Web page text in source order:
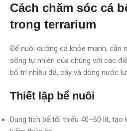
Cách chăm sóc cá
trong terrarium
Để nuôi dưỡng cá khỏe mạnh, cần
sống tự nhiên của chúng với các
bố trí nhiều đá, cây và dòng nước
Thiết lập bể nuôi
Dung tích bể tối thiểu 40–60 lít, tạo